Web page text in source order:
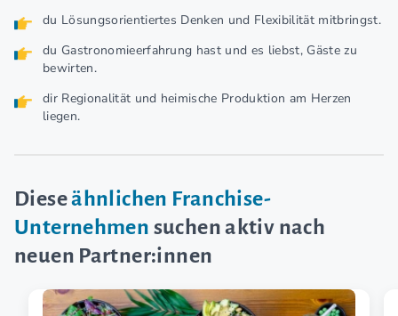
du Lösungsorientiertes Denken und Flexibilität mitbringst.
du Gastronomieerfahrung hast und es liebst, Gäste zu
bewirten.
dir Regionalität und heimische Produktion am Herzen
liegen.
Dieseähnlichen Franchise-
Unternehmen suchen aktiv nach
neuen Partner:innen